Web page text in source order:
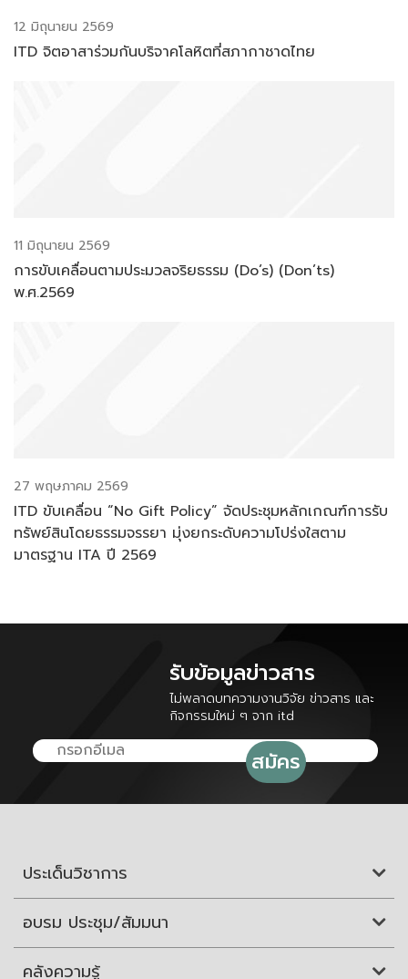
12 มิถุนายน 2569
ITD จิตอาสาร่วมกันบริจาคโลหิตที่สภากาชาดไทย
11 มิถุนายน 2569
การขับเคลื่อนตามประมวลจริยธรรม (Do’s) (Don’ts)
พ.ศ.2569
27 พฤษภาคม 2569
ITD ขับเคลื่อน “No Gift Policy” จัดประชุมหลักเกณฑ์การรับ
ทรัพย์สินโดยธรรมจรรยา มุ่งยกระดับความโปร่งใสตาม
มาตรฐาน ITA ปี 2569
รับข้อมูลข่าวสาร
ไม่พลาดบทความงานวิจัย ข่าวสาร และ
กิจกรรมใหม่ ๆ จาก itd
ประเด็นวิชาการ
อบรม ประชุม/สัมมนา
คลังความรู้